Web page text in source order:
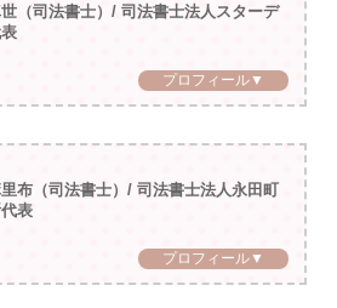
（司法書士）/ 司法書士法人スターデ
プロフィール▼
布（司法書士）/ 司法書士法人永田町
表
プロフィール▼